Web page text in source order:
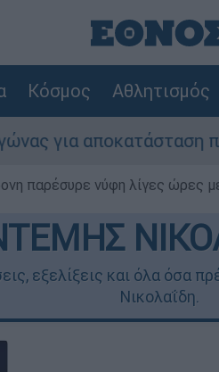
Κόσμος Αθλητισμός
πριν τις βροχές
παρέσυρε νύφη λίγες ώρες
εξελίξεις και όλα όσα
Νικολαΐδη.